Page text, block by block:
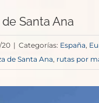
Santa Ana
20 | Categorías: España,
de Santa Ana, rutas por